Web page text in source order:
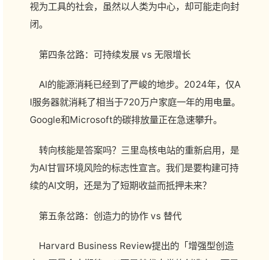
视为工具的社会，虽然以人类为中心，却可能走向封
闭。
第四条岔路：可持续发展 vs 无限增长
AI的能源消耗已经到了严峻的地步。2024年，仅A
I服务器就消耗了相当于720万户家庭一年的用电量。
Google和Microsoft的碳排放量正在急速攀升。
转向核能是答案吗？三里岛核电站的重新启用，是
为AI甘冒环境风险的标志性宣言。我们是要构建可持
续的AI文明，还是为了短期收益而抵押未来？
第五条岔路：创造力的协作 vs 替代
Harvard Business Review提出的「增强型创造